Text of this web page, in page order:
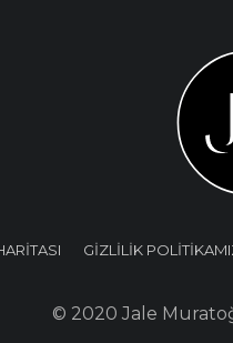
GİZLİLİK
© 2020 Jale